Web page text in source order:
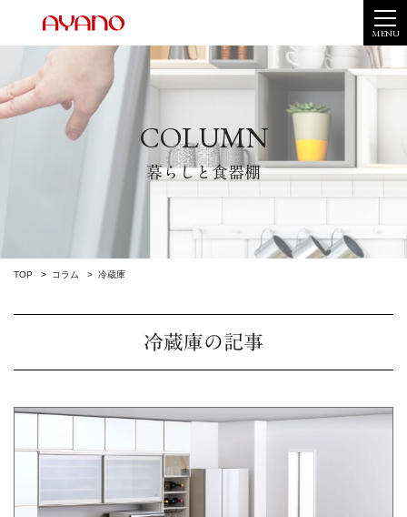
MENU
COLUMN
暮らしと食器棚
TOP コラム 冷蔵庫
冷蔵庫の記事